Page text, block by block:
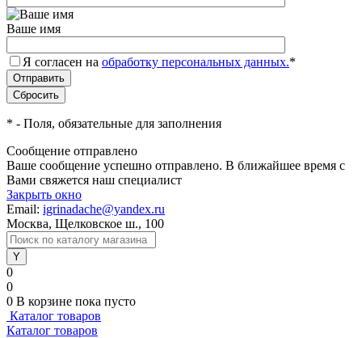
Ваше имя
Я согласен на обработку персональных данных.*
* - Поля, обязательные для заполнения
Сообщение отправлено
Ваше сообщение успешно отправлено. В ближайшее время с
Вами свяжется наш специалист
Закрыть окно
Email: igrinadache@yandex.ru
Москва, Щелковское ш., 100
0
0
0 В корзине пока пусто
Каталог товаров
Каталог товаров